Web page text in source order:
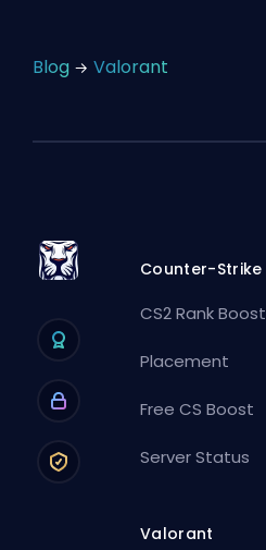
Blog Valorant
Counter-Strike
CS2 Rank Boost
Placement
Free CS Boost
Server Status
Valorant